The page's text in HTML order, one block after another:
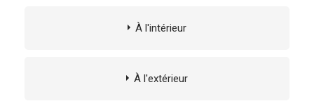
À l'intérieur
À l'extérieur